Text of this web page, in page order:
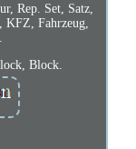
Rep. Set, Satz,
KFZ, Fahrzeug,
Block.